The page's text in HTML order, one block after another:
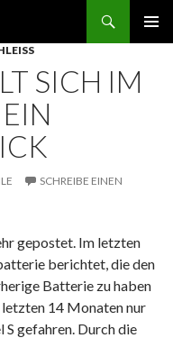
SICH IM
SCHREIBE EINEN
gepostet. Im letzten
berichtet, die den
Batterie zu haben
14 Monaten nur
gefahren. Durch die